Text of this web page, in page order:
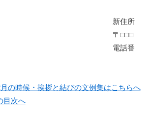
住所
□□□
話番
の時候・挨拶と結びの文例集はこちらへ
目次へ